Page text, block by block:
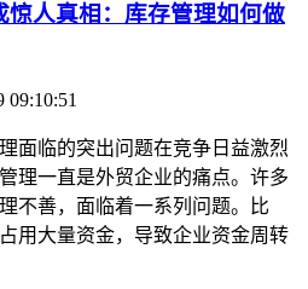
惊人真相：库存管理如何做
09:10:51
面临的突出问题在竞争日益激烈
理一直是外贸企业的痛点。许多
不善，面临着一系列问题。比
用大量资金，导致企业资金周转